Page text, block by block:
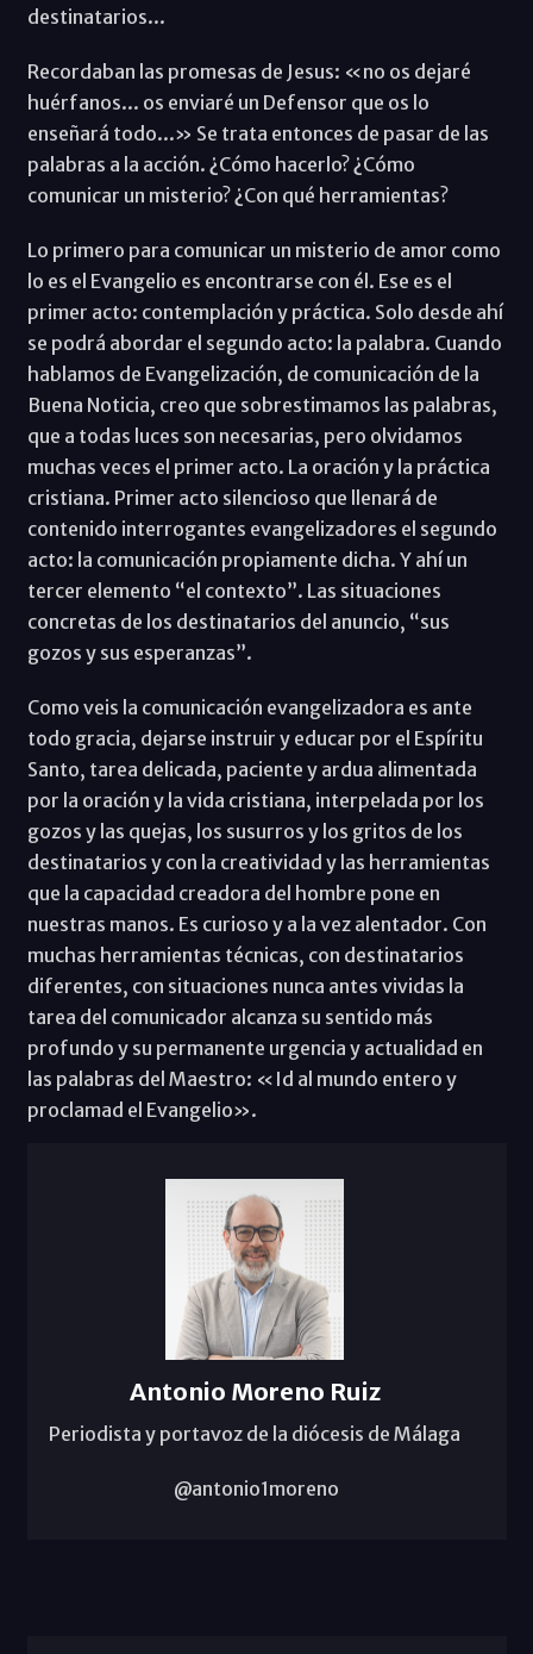
destinatarios...
Recordaban las promesas de Jesus: «no os dejaré
huérfanos... os enviaré un Defensor que os lo
enseñará todo...» Se trata entonces de pasar de las
palabras a la acción. ¿Cómo hacerlo? ¿Cómo
comunicar un misterio? ¿Con qué herramientas?
Lo primero para comunicar un misterio de amor como
lo es el Evangelio es encontrarse con él. Ese es el
primer acto: contemplación y práctica. Solo desde ahí
se podrá abordar el segundo acto: la palabra. Cuando
hablamos de Evangelización, de comunicación de la
Buena Noticia, creo que sobrestimamos las palabras,
que a todas luces son necesarias, pero olvidamos
muchas veces el primer acto. La oración y la práctica
cristiana. Primer acto silencioso que llenará de
contenido interrogantes evangelizadores el segundo
acto: la comunicación propiamente dicha. Y ahí un
tercer elemento “el contexto”. Las situaciones
concretas de los destinatarios del anuncio, “sus
gozos y sus esperanzas”.
Como veis la comunicación evangelizadora es ante
todo gracia, dejarse instruir y educar por el Espíritu
Santo, tarea delicada, paciente y ardua alimentada
por la oración y la vida cristiana, interpelada por los
gozos y las quejas, los susurros y los gritos de los
destinatarios y con la creatividad y las herramientas
que la capacidad creadora del hombre pone en
nuestras manos. Es curioso y a la vez alentador. Con
muchas herramientas técnicas, con destinatarios
diferentes, con situaciones nunca antes vividas la
tarea del comunicador alcanza su sentido más
profundo y su permanente urgencia y actualidad en
las palabras del Maestro: «Id al mundo entero y
proclamad el Evangelio».
Antonio Moreno Ruiz
Periodista y portavoz de la diócesis de Málaga
@antonio1moreno